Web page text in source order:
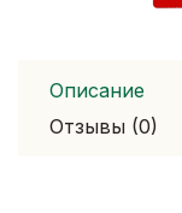
Описание
Отзывы (0)